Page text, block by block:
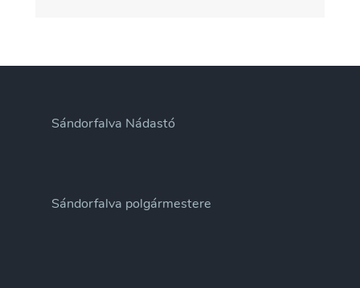
Sándorfalva Nádastó
Sándorfalva polgármestere